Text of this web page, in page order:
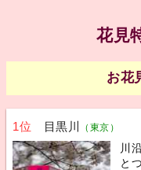
花見
お花
1位 目黒川 （東京）
川
とつ